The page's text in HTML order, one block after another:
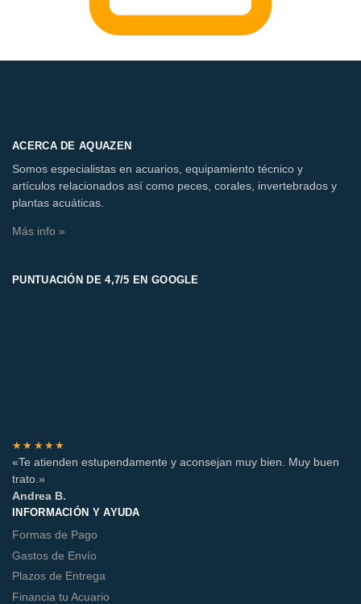
ACERCA DE AQUAZEN
Somos especialistas en acuarios, equipamiento técnico y
artículos relacionados así como peces, corales, invertebrados y
plantas acuáticas.
Más info »
PUNTUACIÓN DE 4,7/5 EN GOOGLE
★★★★★
«Te atienden estupendamente y aconsejan muy bien. Muy buen
trato.»
Andrea B.
INFORMACIÓN Y AYUDA
Formas de Pago
Gastos de Envío
Plazos de Entrega
Financia tu Acuario